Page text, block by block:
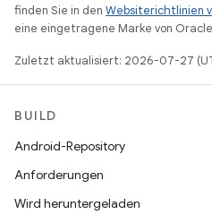
finden Sie in den Websiterichtlinien
eine eingetragene Marke von
Zuletzt aktualisiert: 2026-07-27
BUILD
Android-Repository
Anforderungen
Wird heruntergeladen